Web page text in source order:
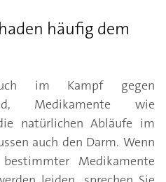
häufig dem
im Kampf gegen
Medikamente wie
natürlichen Abläufe im
auch den Darm. Wenn
Medikamente